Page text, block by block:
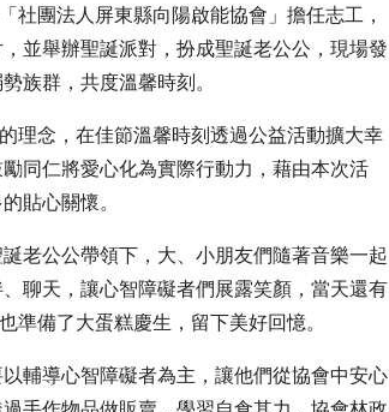
社團法人屏東縣向陽啟能協會」擔任志工，
並舉辦聖誕派對，扮成聖誕老公公，現場發
族群，共度溫馨時刻。
理念，在佳節溫馨時刻透過公益活動擴大幸
同仁將愛心化為實際行動力，藉由本次活
貼心關懷。
老公公帶領下，大、小朋友們隨著音樂一起
聊天，讓心智障礙者們展露笑顏，當天還有
準備了大蛋糕慶生，留下美好回憶。
輔導心智障礙者為主，讓他們從協會中安心